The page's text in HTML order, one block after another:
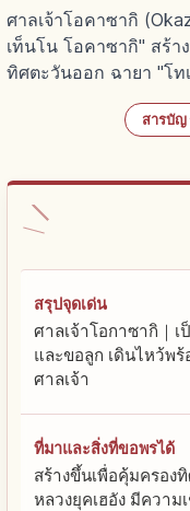
ศาลเจ้าโอคาซากิ
เท็นโน โอคาซากิ" สร้า
ทิศตะวันออก ฉายา "โท
สารบัญ
สรุปจุดเด่น
ศาลเจ้าโอกาซากิ｜
และขอลูก เดินไหว้พ
ศาลเจ้า
ที่มาและสิ่งที่ขอพรได้
สร้างขึ้นเพื่อคุ้มครอง
หลวงยุคเฮอัง มีความ